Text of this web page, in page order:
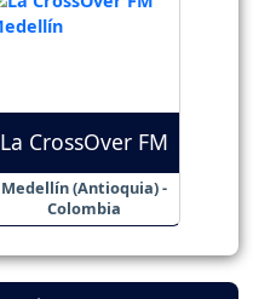
La CrossOver FM
Medellín (Antioquia) -
Colombia